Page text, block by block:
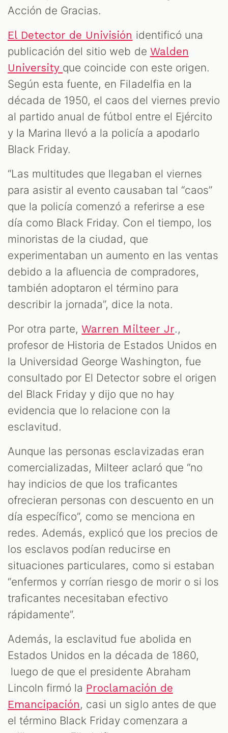
Acción de Gracias.
El Detector de Univisión identificó una
publicación del sitio web de Walden
University que coincide con este origen.
Según esta fuente, en Filadelfia en la
década de 1950, el caos del viernes previo
al partido anual de fútbol entre el Ejército
y la Marina llevó a la policía a apodarlo
Black Friday.
“Las multitudes que llegaban el viernes
para asistir al evento causaban tal “caos”
que la policía comenzó a referirse a ese
día como Black Friday. Con el tiempo, los
minoristas de la ciudad, que
experimentaban un aumento en las ventas
debido a la afluencia de compradores,
también adoptaron el término para
describir la jornada”, dice la nota.
Por otra parte,Warren Milteer Jr.,
profesor de Historia de Estados Unidos en
la Universidad George Washington, fue
consultado por El Detector sobre el origen
del Black Friday y dijo que no hay
evidencia que lo relacione con la
esclavitud.
Aunque las personas esclavizadas eran
comercializadas, Milteer aclaró que “no
hay indicios de que los traficantes
ofrecieran personas con descuento en un
día específico”, como se menciona en
redes. Además, explicó que los precios de
los esclavos podían reducirse en
situaciones particulares, como si estaban
“enfermos y corrían riesgo de morir o si los
traficantes necesitaban efectivo
rápidamente”.
Además, la esclavitud fue abolida en
Estados Unidos en la década de 1860,
luego de que el presidente Abraham
Lincoln firmó la Proclamación de
Emancipación, casi un siglo antes de que
el término Black Friday comenzara a